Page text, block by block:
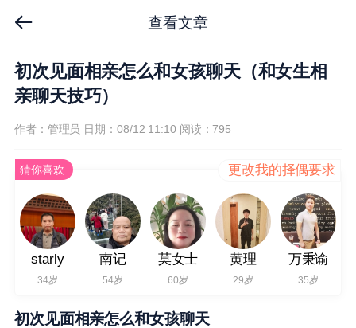
查看文章
初次见面相亲怎么和女孩聊天（和女生相
亲聊天技巧）
作者：管理员 日期：08/12 11:10 阅读：795
猜你喜欢 更改我的择偶要求
starly
34岁
南记
54岁
莫女士
60岁
黄理
29岁
万秉谕
35岁
初次见面相亲怎么和女孩聊天